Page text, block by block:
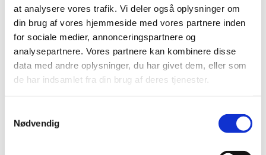
at analysere vores trafik. Vi deler også oplysninger om
din brug af vores hjemmeside med vores partnere inden
for sociale medier, annonceringspartnere og
analysepartnere. Vores partnere kan kombinere disse
data med andre oplysninger, du har givet dem, eller som
de har indsamlet fra din brug af deres tjenester.
Nødvendig
Fleksibilitet og Frihed
Det er en prioritet i STIL, at studentermedhjælpere kan nyde
godt af både tillid såvel som fleksibilitet. Derfor er vi fleksible
omkring arbejdstiden, så vores studenter har bedst mulig
forudsætning for at koordinere skole, eksamen og arbejde.
en gang imellem og når arbejdet tillader det. Som student i
vores styrelse vil arbejdstiden typisk gennemsnitligt være